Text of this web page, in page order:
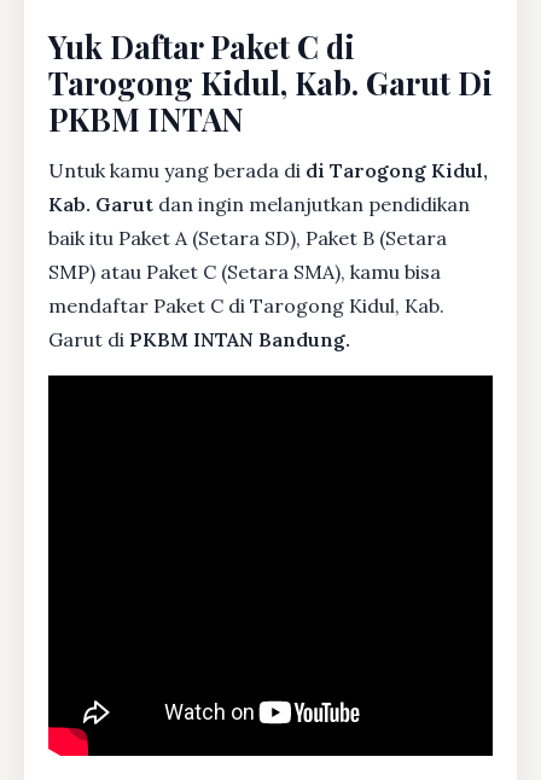
Yuk Daftar Paket C di
Tarogong Kidul, Kab. Garut Di
PKBM INTAN
Untuk kamu yang berada di di Tarogong Kidul,
Kab. Garut dan ingin melanjutkan pendidikan
baik itu Paket A (Setara SD), Paket B (Setara
SMP) atau Paket C (Setara SMA), kamu bisa
mendaftar Paket C di Tarogong Kidul, Kab.
Garut di PKBM INTAN Bandung.